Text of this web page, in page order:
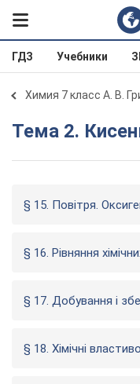
ГДЗ Учебники
Химия 7 класс А. В.
Тема 2.
§ 15. Повітря.
§ 16. Рівняння
§ 17. Добування і
§ 18. Хімічні